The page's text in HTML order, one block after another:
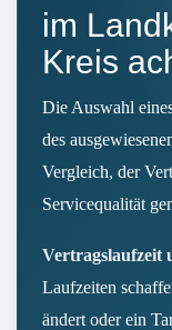
im
Kreis
Die Auswahl
des
Vergleich, der
Servicequalität
Vertragslaufzeit
Laufzeiten
ändert oder ein